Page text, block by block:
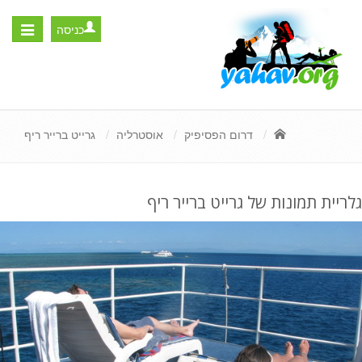
Toggle
כניסה
דרום הפסיפיק אוסטרליה גרייט ברייר ריף
גלריית תמונות של גרייט ברייר ריף